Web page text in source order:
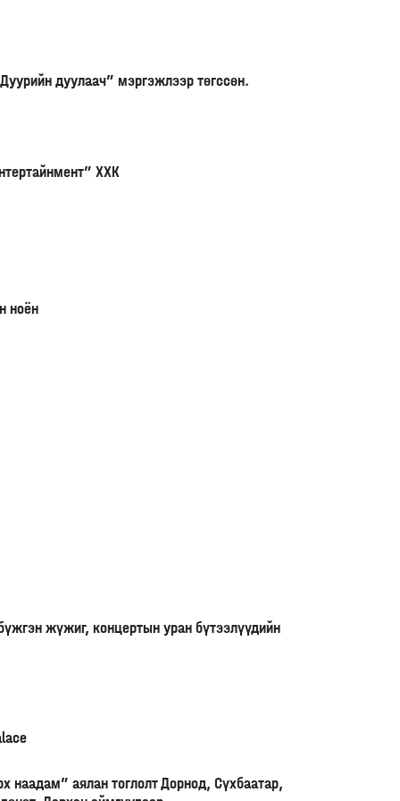
дуулаач” мэргэжлээр төгссөн.
ХХК
ноён
жүжиг, концертын уран бүтээлүүдийн
наадам” аялан тоглолт Дорнод, Сүхбаатар,